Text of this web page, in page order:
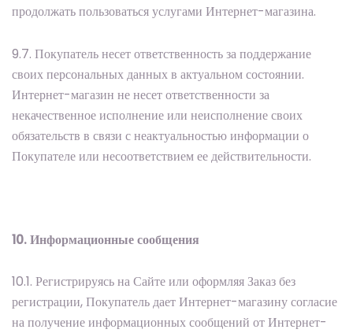
продолжать пользоваться услугами Интернет-магазина.
9.7. Покупатель несет ответственность за поддержание
своих персональных данных в актуальном состоянии.
Интернет-магазин не несет ответственности за
некачественное исполнение или неисполнение своих
обязательств в связи с неактуальностью информации о
Покупателе или несоответствием ее действительности.
10. Информационные сообщения
10.1. Регистрируясь на Сайте или оформляя Заказ без
регистрации, Покупатель дает Интернет-магазину согласие
на получение информационных сообщений от Интернет-